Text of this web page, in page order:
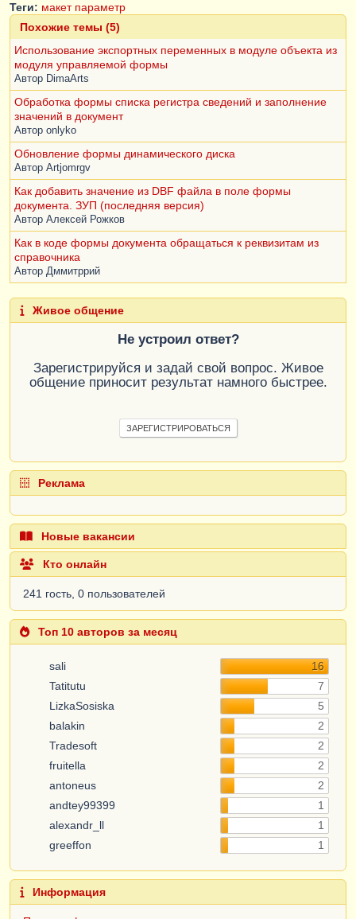
Теги: макет параметр
Похожие темы (5)
Использование экспортных переменных в модуле объекта из
модуля управляемой формы
Автор DimaArts
Обработка формы списка регистра сведений и заполнение
значений в документ
Автор onlyko
Обновление формы динамического диска
Автор Artjomrgv
Как добавить значение из DBF файла в поле формы
документа. ЗУП (последняя версия)
Автор Алексей Рожков
Как в коде формы документа обращаться к реквизитам из
справочника
Автор Дммитррий
Живое общение
Не устроил ответ?
Зарегистрируйся и задай свой вопрос. Живое
общение приносит результат намного быстрее.
ЗАРЕГИСТРИРОВАТЬСЯ
Реклама
Новые вакансии
Кто онлайн
241 гость, 0 пользователей
Топ 10 авторов за месяц
sali
16
Tatitutu
7
LizkaSosiska
5
balakin
2
Tradesoft
2
fruitella
2
antoneus
2
andtey99399
1
alexandr_ll
1
greeffon
1
Информация